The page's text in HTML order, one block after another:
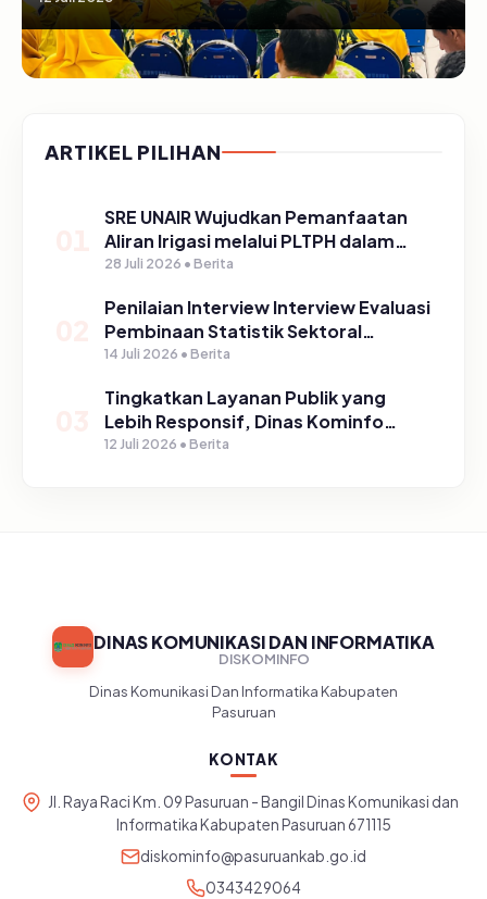
ARTIKEL PILIHAN
SRE UNAIR Wujudkan Pemanfaatan
Aliran Irigasi melalui PLTPH dalam
Program TIRTA PELITA di Desa
28 Juli 2026 • Berita
Penilaian Interview Interview Evaluasi
Pembinaan Statistik Sektoral
Kabupaten Pasuruan
14 Juli 2026 • Berita
Tingkatkan Layanan Publik yang
Lebih Responsif, Dinas Kominfo
Gelar Sosialisasi SP4N Lapor di
12 Juli 2026 • Berita
DINAS KOMUNIKASI DAN INFORMATIKA
DISKOMINFO
Dinas Komunikasi Dan Informatika Kabupaten
Pasuruan
KONTAK
Jl. Raya Raci Km. 09 Pasuruan - Bangil Dinas Komunikasi dan
Informatika Kabupaten Pasuruan 671115
diskominfo@pasuruankab.go.id
0343429064